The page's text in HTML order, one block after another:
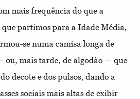
mais frequência do que a
partimos para a Idade Média,
se numa camisa longa de
mais tarde, de algodão — que
decote e dos pulsos, dando a
sociais mais altas de exibir